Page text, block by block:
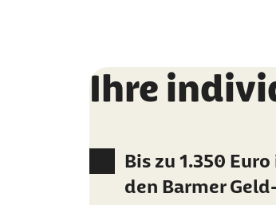
Ihre
Bis zu 1.350
den Barmer